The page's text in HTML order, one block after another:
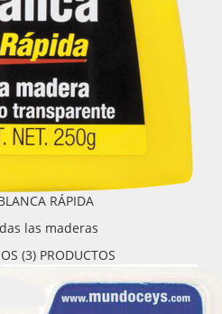
RÁPIDA
las maderas
(3) PRODUCTOS